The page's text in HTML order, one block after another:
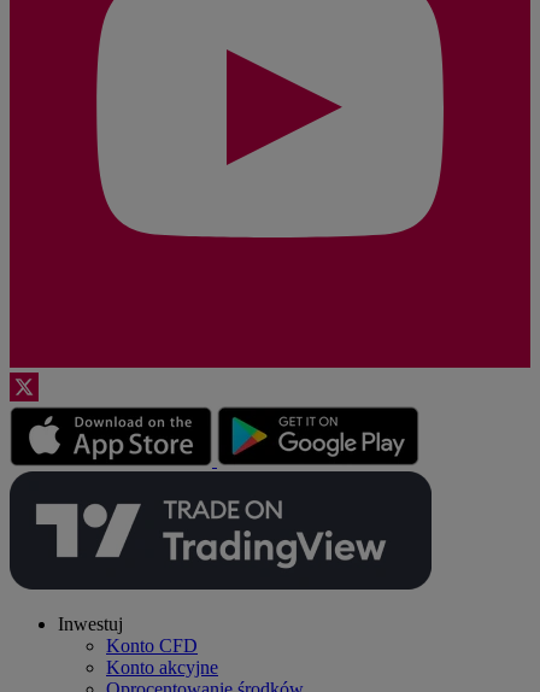
Inwestuj
Konto CFD
Konto akcyjne